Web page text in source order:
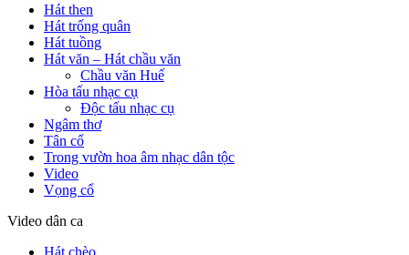
Hát then
Hát trống quân
Hát tuồng
Hát văn – Hát chầu văn
Chầu văn Huế
Hòa tấu nhạc cụ
Độc tấu nhạc cụ
Ngâm thơ
Tân cổ
Trong vườn hoa âm nhạc dân tộc
Video
Vọng cổ
Video dân ca
Hát chèo